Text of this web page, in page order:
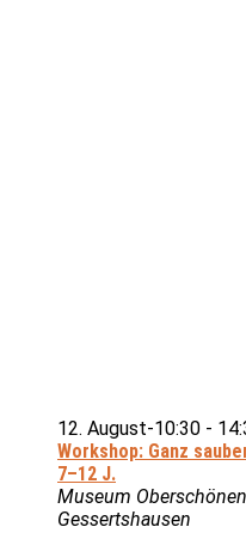
Workshop: Ganz
7–12 J.
12. August-10:30 -
Museum
Gessertshausen